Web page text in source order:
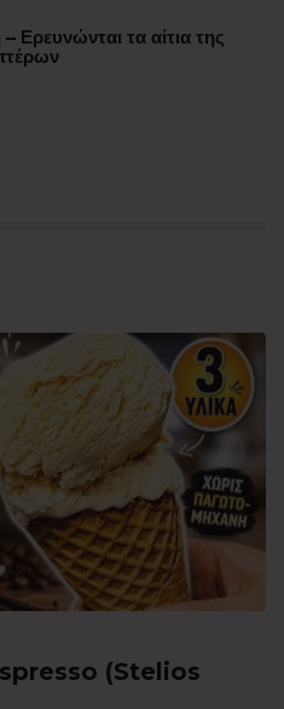
Ερευνώνται τα αίτια της
(Stelios